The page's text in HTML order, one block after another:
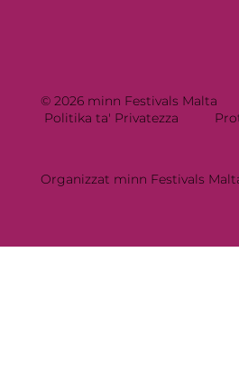
© 2026 minn Festivals
Politika ta' Privatezza
Organizzat minn Festivals